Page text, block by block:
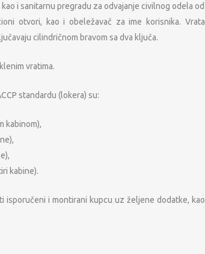
i sanitarnu pregradu za odvajanje civilnog odela od
otvori, kao i obeležavač za ime korisnika. Vrata
cilindričnom bravom sa dva ključa.
vratima.
standardu (lokera) su:
kabinom),
kabine).
isporučeni i montirani kupcu uz željene dodatke, kao